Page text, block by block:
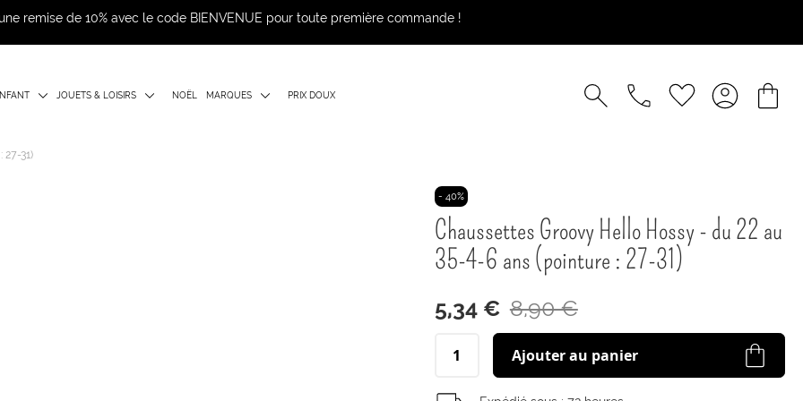
remise de 10% avec le code BIENVENUE pour toute première commande !
JOUETS & LOISIRS NOËL MARQUES PRIX DOUX
31)
- 40%
Chaussettes Groovy Hello Hossy - du 22 au
35-4-6 ans (pointure : 27-31)
5,34 € 8,90 €
Ajouter au panier